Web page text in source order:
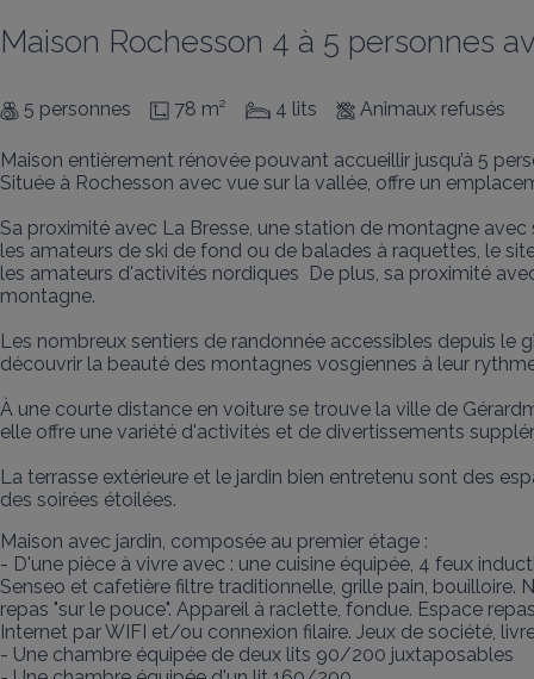
Maison Rochesson 4 à 5 personnes
5 personnes 78 m² 4 lits Animaux refusés
Maison entièrement rénovée pouvant accueillir jusqu’à 5
Située à Rochesson avec vue sur la vallée, offre un
Sa proximité avec La Bresse, une station de montagne
les amateurs de ski de fond ou de balades à raquettes, le
les amateurs d'activités nordiques  De plus, sa proximité
montagne.
Les nombreux sentiers de randonnée accessibles depuis
découvrir la beauté des montagnes vosgiennes à leur
À une courte distance en voiture se trouve la ville de
elle offre une variété d'activités et de divertissements
La terrasse extérieure et le jardin bien entretenu sont des
des soirées étoilées.
Maison avec jardin, composée au premier étage :
- D'une pièce à vivre avec : une cuisine équipée, 4 feux
Senseo et cafetière filtre traditionnelle, grille pain,
repas "sur le pouce". Appareil à raclette, fondue. Espace
Internet par WIFI et/ou connexion filaire. Jeux de société,
- Une chambre équipée de deux lits 90/200 juxtaposables